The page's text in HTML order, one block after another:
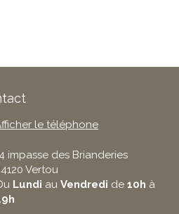
le téléphone
impasse des Brianderies
Vertou
Lundi auVendredi de10h à